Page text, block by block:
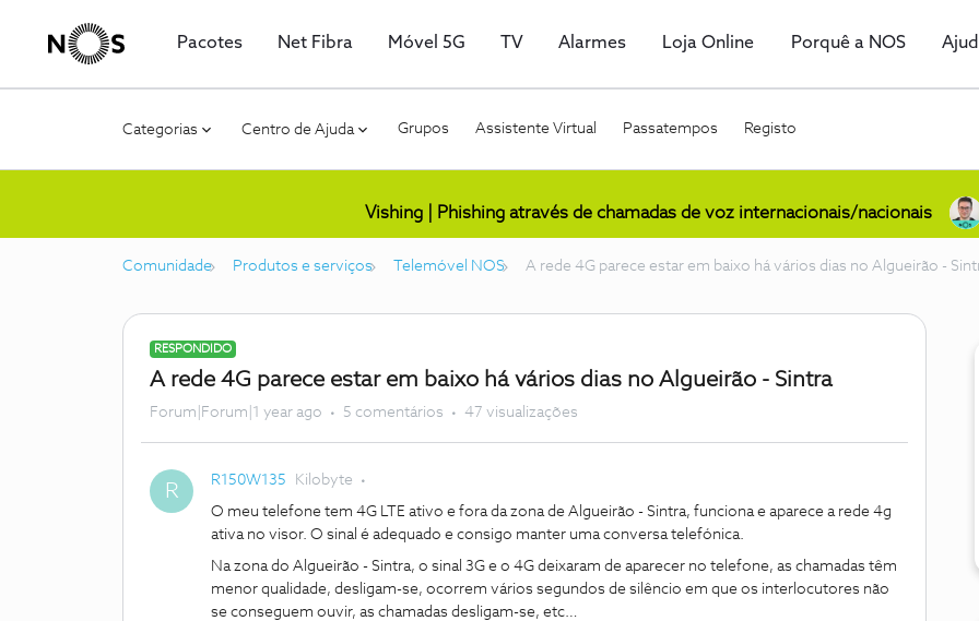
Pacotes Net Fibra Móvel 5G TV Alarmes Loja Online Porquê a NOS
Categorias Centro de Ajuda Grupos Assistente Virtual Passatempos Registo
Vishing | Phishing através de chamadas de voz internacionais/nacionais
Comunidade Produtos e serviços Telemóvel NOS A rede 4G parece estar em baixo há vários dias no Algueirão -
RESPONDIDO
A rede 4G parece estar em baixo há vários dias no Algueirão - Sintra
Forum|Forum|1 year ago 5 comentários 47 visualizações
R R150W135 Kilobyte
O meu telefone tem 4G LTE ativo e fora da zona de Algueirão - Sintra, funciona e aparece a rede 4g
ativa no visor. O sinal é adequado e consigo manter uma conversa telefónica.
Na zona do Algueirão - Sintra, o sinal 3G e o 4G deixaram de aparecer no telefone, as chamadas têm
menor qualidade, desligam-se, ocorrem vários segundos de silêncio em que os interlocutores não
se conseguem ouvir, as chamadas desligam-se, etc…